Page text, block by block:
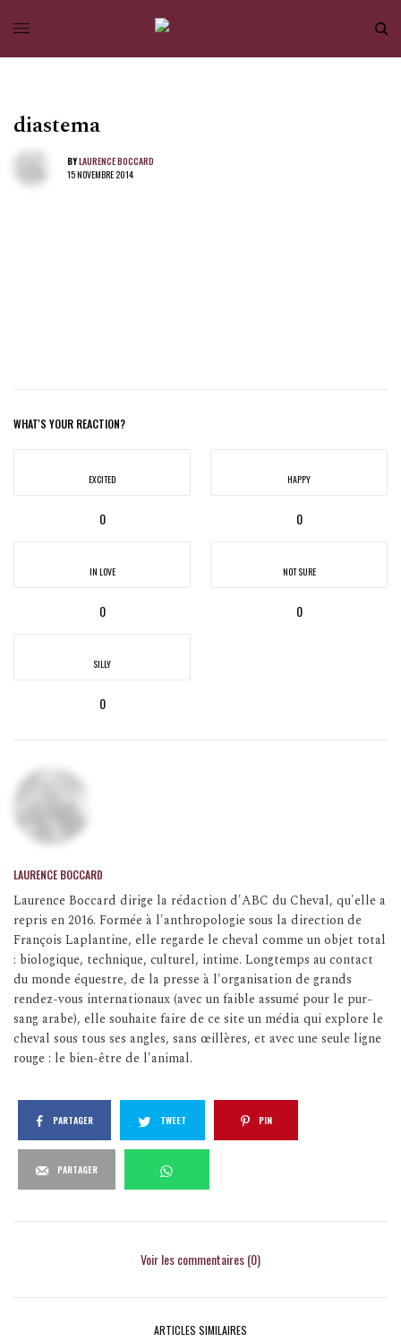
diastema
BYLAURENCE BOCCARD
15 NOVEMBRE 2014
WHAT'S YOUR REACTION?
EXCITED
0
HAPPY
0
IN LOVE
0
NOT SURE
0
SILLY
0
LAURENCE BOCCARD
Laurence Boccard dirige la rédaction d'ABC du Cheval, qu'elle a
repris en 2016. Formée à l'anthropologie sous la direction de
François Laplantine, elle regarde le cheval comme un objet total
: biologique, technique, culturel, intime. Longtemps au contact
du monde équestre, de la presse à l'organisation de grands
rendez-vous internationaux (avec un faible assumé pour le pur-
sang arabe), elle souhaite faire de ce site un média qui explore le
cheval sous tous ses angles, sans œillères, et avec une seule ligne
rouge : le bien-être de l'animal.
PARTAGER TWEET PIN
PARTAGER
Voir les commentaires (0)
ARTICLES SIMILAIRES